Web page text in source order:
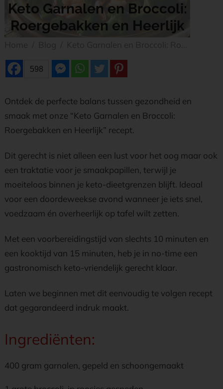
Keto Garnalen en Broccoli:
Roergebakken en Heerlijk
598
Ontdek de perfecte balans tussen gezondheid en
smaak met onze “Keto Garnalen en Broccoli:
Roergebakken en Heerlijk” recept.
Dit gerecht is niet alleen een lust voor het oog maar ook
een traktatie voor je smaakpapillen, terwijl je
moeiteloos binnen je keto-dieetgrenzen blijft. Ideaal
voor een doordeweekse avond wanneer je iets snel,
voedzaam én overheerlijk op tafel wilt zetten.
Met een voorbereidingstijd van slechts 10 minuten en
een kooktijd van 15 minuten, heb je in no-time een
gastronomisch keto-vriendelijk gerecht klaar.
Laten we beginnen met dit eenvoudig te volgen recept
dat gegarandeerd indruk maakt.
Ingrediënten:
400 gram garnalen, gepeld en schoongemaakt